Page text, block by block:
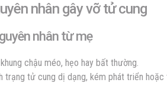
nhân gây vỡ tử cung
nhân từ mẹ
chậu méo, hẹo hay bất thường.
trạng tử cung dị dạng, kém phát triển hoặc